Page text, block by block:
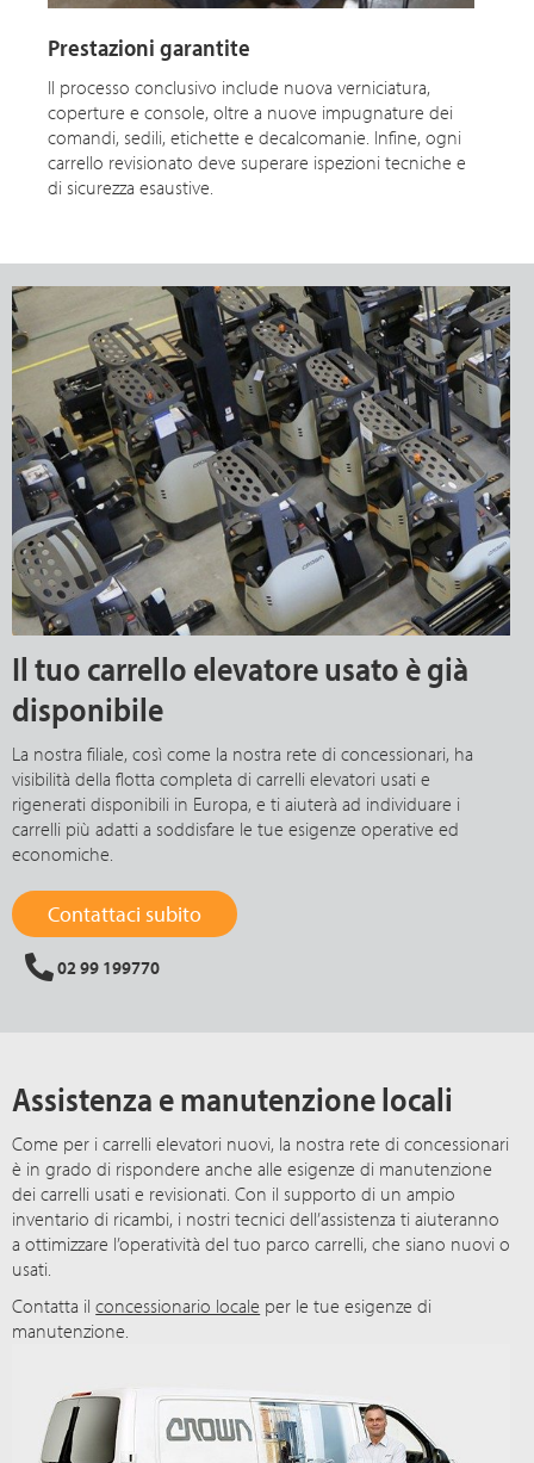
Prestazioni garantite
Il processo conclusivo include nuova verniciatura,
coperture e console, oltre a nuove impugnature dei
comandi, sedili, etichette e decalcomanie. Infine, ogni
carrello revisionato deve superare ispezioni tecniche e
di sicurezza esaustive.
Il tuo carrello elevatore usato è già
disponibile
La nostra filiale, così come la nostra rete di concessionari, ha
visibilità della flotta completa di carrelli elevatori usati e
rigenerati disponibili in Europa, e ti aiuterà ad individuare i
carrelli più adatti a soddisfare le tue esigenze operative ed
economiche.
Contattaci subito
02 99 199770
Assistenza e manutenzione locali
Come per i carrelli elevatori nuovi, la nostra rete di concessionari
è in grado di rispondere anche alle esigenze di manutenzione
dei carrelli usati e revisionati. Con il supporto di un ampio
inventario di ricambi, i nostri tecnici dell’assistenza ti aiuteranno
a ottimizzare l’operatività del tuo parco carrelli, che siano nuovi o
usati.
Contatta ilconcessionario locale per le tue esigenze di
manutenzione.